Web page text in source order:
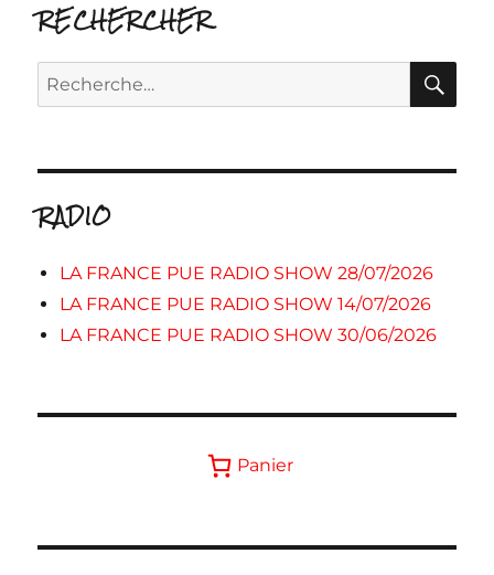
RECHERCHER
Recherche
pour :
RADIO
LA FRANCE PUE RADIO SHOW 28/07/2026
LA FRANCE PUE RADIO SHOW 14/07/2026
LA FRANCE PUE RADIO SHOW 30/06/2026
Panier